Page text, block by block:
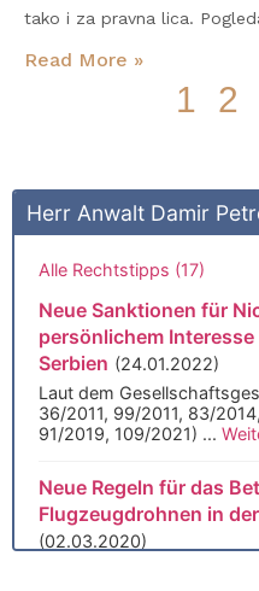
tako i za pravna lica.
Read More »
1 2
Herr Anwalt Damir
Alle Rechtstipps (17)
Neue Sanktionen für
persönlichem
Serbien (24.01.2022)
Laut dem
36/2011, 99/2011, 83/
91/2019, 109/2021) ...
Neue Regeln für das
Flugzeugdrohnen in
(02.03.2020)